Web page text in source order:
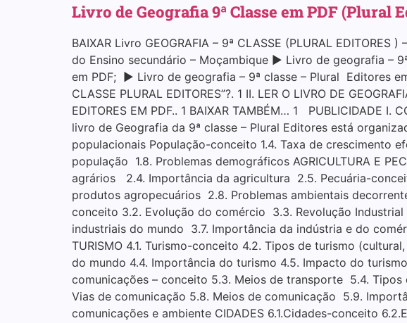
Livro de Geografia 9ª Classe em PDF (Plural
BAIXAR Livro GEOGRAFIA – 9ª CLASSE (PLURAL EDITORES
do Ensino secundário – Moçambique ▶ Livro de geografia –
em PDF; ▶ Livro de geografia – 9ª classe – Plural Editores
CLASSE PLURAL EDITORES”?. 1 II. LER O LIVRO DE
EDITORES EM PDF.. 1 BAIXAR TAMBÉM… 1 PUBLICIDADE I.
livro de Geografia da 9ª classe – Plural Editores está
populacionais População-conceito 1.4. Taxa de crescimento
população 1.8. Problemas demográficos AGRICULTURA E
agrários 2.4. Importância da agricultura 2.5. Pecuária-
produtos agropecuários 2.8. Problemas ambientais
conceito 3.2. Evolução do comércio 3.3. Revolução
industriais do mundo 3.7. Importância da indústria e do
TURISMO 4.1. Turismo-conceito 4.2. Tipos de turismo
do mundo 4.4. Importância do turismo 4.5. Impacto do turismo
comunicações – conceito 5.3. Meios de transporte 5.4.
Vias de comunicação 5.8. Meios de comunicação 5.9.
comunicações e ambiente CIDADES 6.1.Cidades-conceito